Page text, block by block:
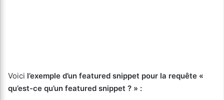
Voici l’exemple d’un featured snippet pour la requête «
qu’est-ce qu’un featured snippet ? » :